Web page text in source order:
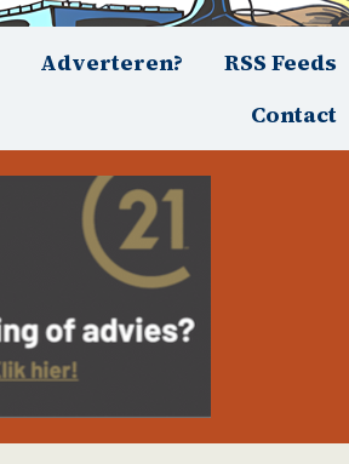
Adverteren?
RSS Feeds
Contact